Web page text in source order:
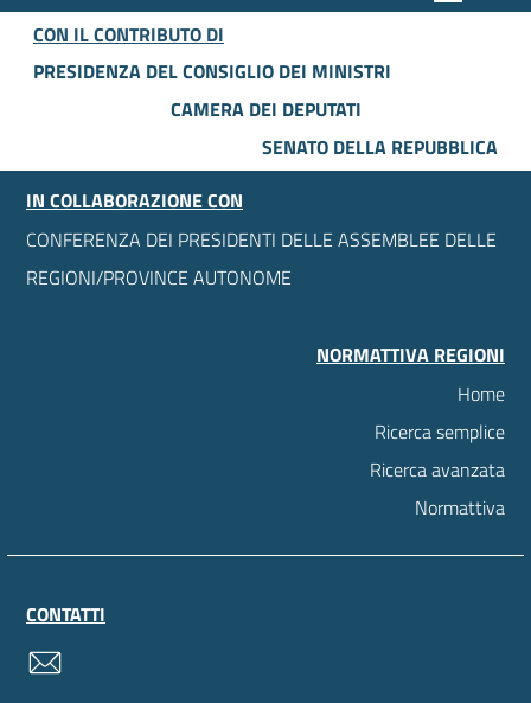
CON IL CONTRIBUTO DI
PRESIDENZA DEL CONSIGLIO DEI MINISTRI
CAMERA DEI DEPUTATI
SENATO DELLA REPUBBLICA
IN COLLABORAZIONE CON
CONFERENZA DEI PRESIDENTI DELLE ASSEMBLEE DELLE
REGIONI/PROVINCE AUTONOME
NORMATTIVA REGIONI
Home
Ricerca semplice
Ricerca avanzata
Normattiva
CONTATTI